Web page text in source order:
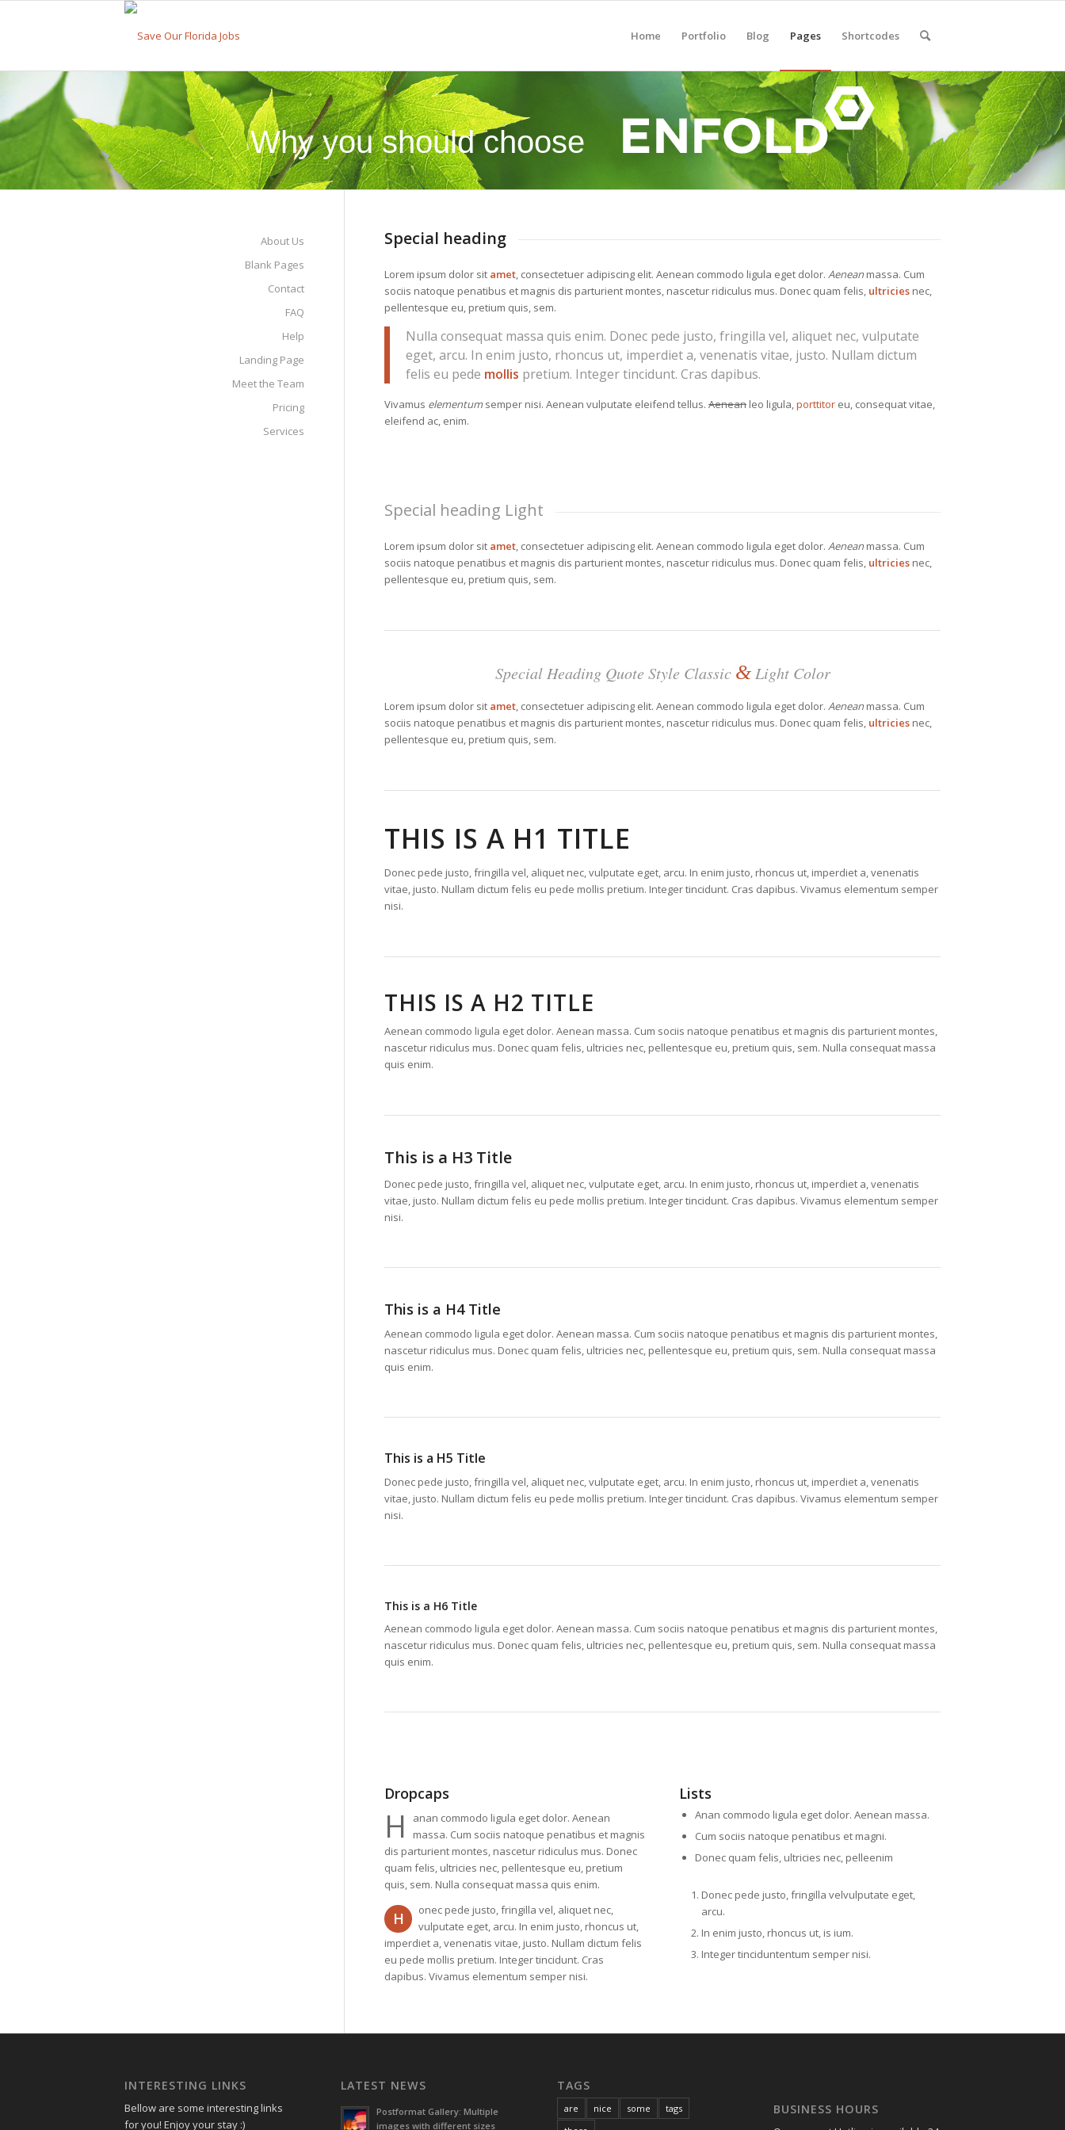
Home Portfolio Blog Pages Shortcodes
Why you should choose
Special heading
Lorem ipsum dolor sit amet, consectetuer adipiscing elit. Aenean commodo ligula eget dolor.Aenean massa. Cum
sociis natoque penatibus et magnis dis parturient montes, nascetur ridiculus mus. Donec quam felis, ultricies nec,
pellentesque eu, pretium quis, sem.
Nulla consequat massa quis enim. Donec pede justo, fringilla vel, aliquet nec, vulputate
eget, arcu. In enim justo, rhoncus ut, imperdiet a, venenatis vitae, justo. Nullam dictum
felis eu pede mollis pretium. Integer tincidunt. Cras dapibus.
Vivamus elementumsemper nisi. Aenean vulputate eleifend tellus.Aenean leo ligula,porttitor eu, consequat vitae,
eleifend ac, enim.
Special heading Light
Lorem ipsum dolor sit amet, consectetuer adipiscing elit. Aenean commodo ligula eget dolor.Aenean massa. Cum
sociis natoque penatibus et magnis dis parturient montes, nascetur ridiculus mus. Donec quam felis, ultricies nec,
pellentesque eu, pretium quis, sem.
Special Heading Quote Style Classic &Light Color
Lorem ipsum dolor sit amet, consectetuer adipiscing elit. Aenean commodo ligula eget dolor.Aenean massa. Cum
sociis natoque penatibus et magnis dis parturient montes, nascetur ridiculus mus. Donec quam felis, ultricies nec,
pellentesque eu, pretium quis, sem.
THIS IS A H1 TITLE
Donec pede justo, fringilla vel, aliquet nec, vulputate eget, arcu. In enim justo, rhoncus ut, imperdiet a, venenatis
vitae, justo. Nullam dictum felis eu pede mollis pretium. Integer tincidunt. Cras dapibus. Vivamus elementum semper
nisi.
THIS IS A H2 TITLE
Aenean commodo ligula eget dolor. Aenean massa. Cum sociis natoque penatibus et magnis dis parturient montes,
nascetur ridiculus mus. Donec quam felis, ultricies nec, pellentesque eu, pretium quis, sem. Nulla consequat massa
quis enim.
This is a H3 Title
Donec pede justo, fringilla vel, aliquet nec, vulputate eget, arcu. In enim justo, rhoncus ut, imperdiet a, venenatis
vitae, justo. Nullam dictum felis eu pede mollis pretium. Integer tincidunt. Cras dapibus. Vivamus elementum semper
nisi.
This is a H4 Title
Aenean commodo ligula eget dolor. Aenean massa. Cum sociis natoque penatibus et magnis dis parturient montes,
nascetur ridiculus mus. Donec quam felis, ultricies nec, pellentesque eu, pretium quis, sem. Nulla consequat massa
quis enim.
This is a H5 Title
Donec pede justo, fringilla vel, aliquet nec, vulputate eget, arcu. In enim justo, rhoncus ut, imperdiet a, venenatis
vitae, justo. Nullam dictum felis eu pede mollis pretium. Integer tincidunt. Cras dapibus. Vivamus elementum semper
nisi.
This is a H6 Title
Aenean commodo ligula eget dolor. Aenean massa. Cum sociis natoque penatibus et magnis dis parturient montes,
nascetur ridiculus mus. Donec quam felis, ultricies nec, pellentesque eu, pretium quis, sem. Nulla consequat massa
quis enim.
Dropcaps
H
anan commodo ligula eget dolor. Aenean
massa. Cum sociis natoque penatibus et magnis
dis parturient montes, nascetur ridiculus mus. Donec
quam felis, ultricies nec, pellentesque eu, pretium
quis, sem. Nulla consequat massa quis enim.
H
onec pede justo, fringilla vel, aliquet nec,
vulputate eget, arcu. In enim justo, rhoncus ut,
imperdiet a, venenatis vitae, justo. Nullam dictum felis
eu pede mollis pretium. Integer tincidunt. Cras
dapibus. Vivamus elementum semper nisi.
Lists
Anan commodo ligula eget dolor. Aenean massa.
Cum sociis natoque penatibus et magni.
Donec quam felis, ultricies nec, pelleenim
Donec pede justo, fringilla velvulputate eget,
arcu.
In enim justo, rhoncus ut, is ium.
Integer tinciduntentum semper nisi.
About Us
Blank Pages
Contact
FAQ
Help
Landing Page
Meet the Team
Pricing
Services
INTERESTING LINKS
Bellow are some interesting links
for you! Enjoy your stay :)
LATEST NEWS
Postformat Gallery: Multiple
images with different sizes
TAGS
are nice some
tags
BUSINESS HOURS